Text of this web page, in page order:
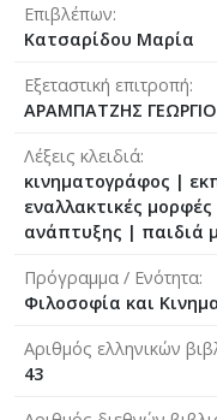
Επιβλέπων
Κατσαρίδου Μαρία
Εξεταστική επιτροπή
ΑΡΑΜΠΑΤΖΗΣ
Λέξεις κλειδιά
κινηματογράφος |
εναλλακτικές
ανάπτυξης | παιδιά
Πρόγραμμα / Ενότητα
Φιλοσοφία και
Αριθμός ελληνικών
43